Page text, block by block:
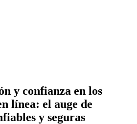
y confianza en los
línea: el auge de
y seguras